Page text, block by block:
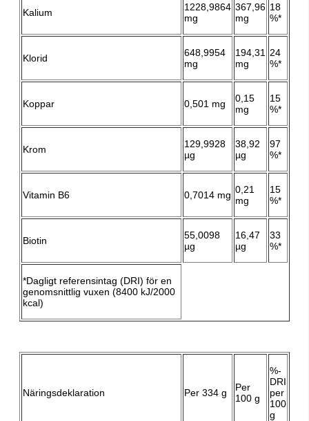
Kalium
1228,9864
mg
367,96
mg
18
%*
Klorid
648,9954
mg
194,31
mg
24
%*
Koppar 0,501 mg
0,15
mg
15
%*
Krom
129,9928
µg
38,92
µg
97
%*
Vitamin B6 0,7014 mg 0,21
mg
15
%*
Biotin
55,0098
µg
16,47
µg
33
%*
*Dagligt referensintag (DRI) för en
genomsnittlig vuxen (8400 kJ/2000
kcal)
Näringsdeklaration Per 334 g
Per
100 g
%-
DRI
per
100
g